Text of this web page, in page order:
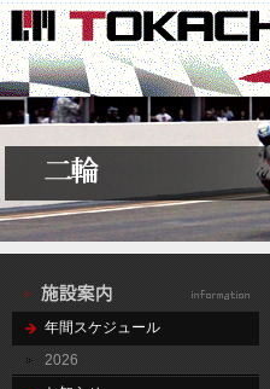
年間スケジュール
2026